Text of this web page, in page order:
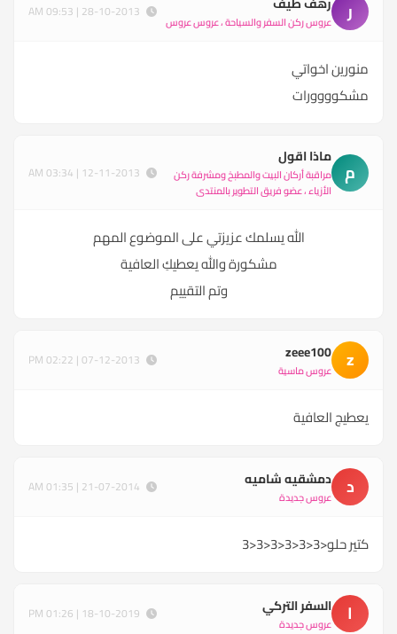
ر عروس ركن السفر والسياحة ، عروس عروس
منورين اخواتي
مشكوووورات
م
ماذا اقول
مراقبة أركان البيت والمطبخ ومشرفة ركن
الأزياء ، عضو فريق التطوير بالمنتدى
الله يسلمك عزيزتي على الموضوع المهم
مشكورة والله يعطيكِ العافية
وتم التقييم
z
zeee100
عروس ماسية
يعطيج العافية
د دمشقيه شاميه
عروس جديدة
كتير حلو<3<3<3<3<3<3
ا السفر التركي
عروس جديدة